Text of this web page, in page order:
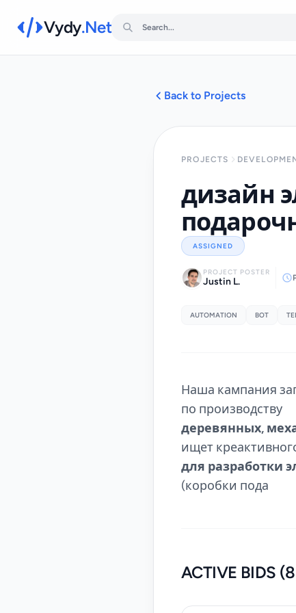
Vydy.Net
Back to Projects
PROJECTS
дизайн
ASSIGNED
PROJECT POSTER
Justin L.
AUTOMATION BOT
Наша кампания
по производству
деревянных,
ищет
для разработки
(коробки пода
ACTIVE BIDS